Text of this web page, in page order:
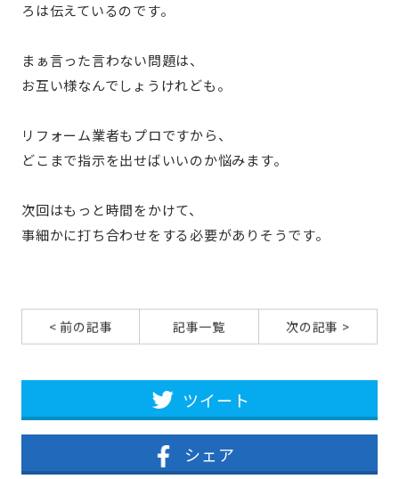
ろは伝えているのです。
まぁ言った言わない問題は、
お互い様なんでしょうけれども。
リフォーム業者もプロですから、
どこまで指示を出せばいいのか悩みます。
次回はもっと時間をかけて、
事細かに打ち合わせをする必要がありそうです。
< 前の記事 記事一覧 次の記事 >
ツイート
シェア